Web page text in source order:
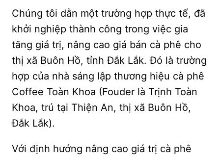
Chúng tôi dẫn một trường hợp thực tế, đã
khởi nghiệp thành công trong việc gia
tăng giá trị, nâng cao giá bán cà phê cho
thị xã Buôn Hồ, tỉnh Đắk Lắk. Đó là trường
hợp của nhà sáng lập thương hiệu cà phê
Coffee Toàn Khoa (Fouder là Trịnh Toàn
Khoa, trú tại Thiện An, thị xã Buôn Hồ,
Đắk Lắk).
Với định hướng nâng cao giá trị cà phê